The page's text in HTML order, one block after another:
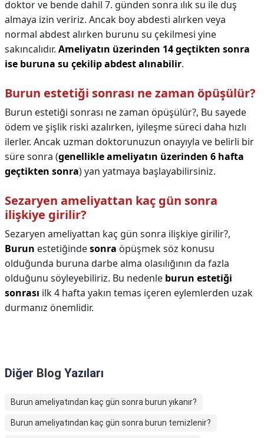
doktor ve bende dahil 7. günden sonra ılık su ile duş
almaya izin veririz. Ancak boy abdesti alırken veya
normal abdest alırken burunu su çekilmesi yine
sakıncalıdır. Ameliyatın üzerinden 14 geçtikten sonra
ise buruna su çekilip abdest alınabilir.
Burun estetiği sonrası ne zaman öpüşülür?
Burun estetiği sonrası ne zaman öpüşülür?, Bu sayede
ödem ve şişlik riski azalırken, iyileşme süreci daha hızlı
ilerler. Ancak uzman doktorunuzun onayıyla ve belirli bir
süre sonra (genellikle ameliyatın üzerinden 6 hafta
geçtikten sonra) yan yatmaya başlayabilirsiniz.
Sezaryen ameliyattan kaç gün sonra
ilişkiye girilir?
Sezaryen ameliyattan kaç gün sonra ilişkiye girilir?,
Burun estetiğindesonra öpüşmek söz konusu
olduğunda buruna darbe alma olasılığının da fazla
olduğunu söyleyebiliriz. Bu nedenle burun estetiği
sonrası ilk 4 hafta yakın temas içeren eylemlerden uzak
durmanız önemlidir.
Diğer Blog Yazıları
Burun ameliyatından kaç gün sonra burun yıkanır?
Burun ameliyatından kaç gün sonra burun temizlenir?